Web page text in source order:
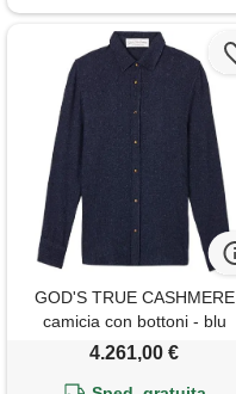
GOD'S TRUE CASHMERE
camicia con bottoni - blu
4.261,00 €